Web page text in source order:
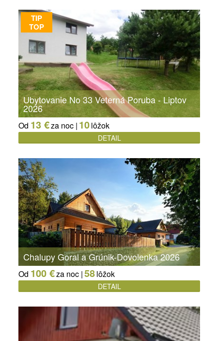
TIP
TOP
Ubytovanie No 33 Veterná Poruba - Liptov
2026
Od 13 €za noc | 10lôžok
DETAIL
Chalupy Goral a Grúnik-Dovolenka 2026
Od 100 €za noc |58lôžok
DETAIL